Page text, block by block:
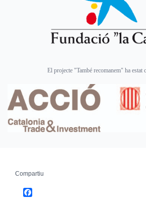
El projecte "També recomanem" ha estat
Compartiu